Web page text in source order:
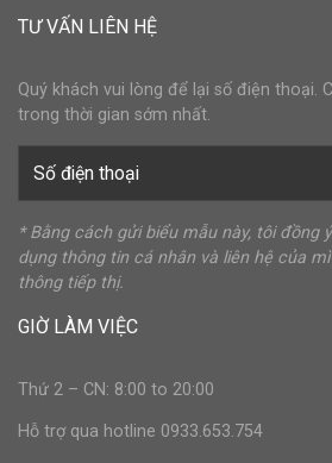
TƯ VẤN LIÊN HỆ
Quý khách vui lòng để lại số điện thoại.
trong thời gian sớm nhất.
* Bằng cách gửi biểu mẫu này, tôi đồng
dụng thông tin cá nhân và liên hệ của
thông tiếp thị.
GIỜ LÀM VIỆC
Thứ 2 – CN: 8:00 to 20:00
Hỗ trợ qua hotline 0933.653.754